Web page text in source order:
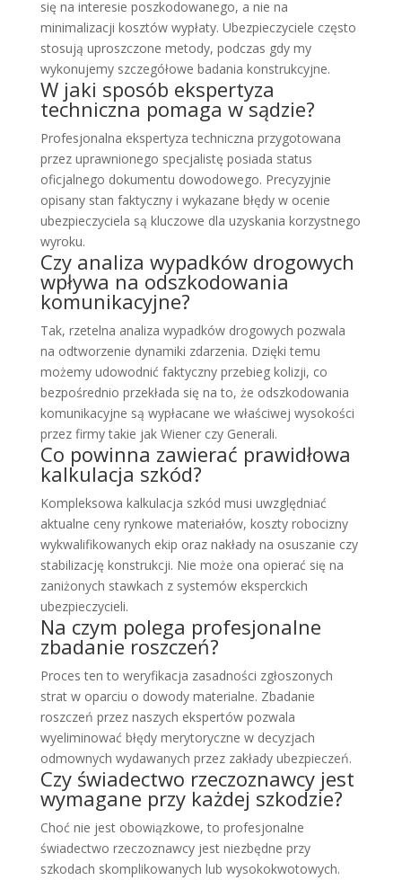
się na interesie poszkodowanego, a nie na
minimalizacji kosztów wypłaty. Ubezpieczyciele często
stosują uproszczone metody, podczas gdy my
wykonujemy szczegółowe badania konstrukcyjne.
W jaki sposób ekspertyza
techniczna pomaga w sądzie?
Profesjonalna ekspertyza techniczna przygotowana
przez uprawnionego specjalistę posiada status
oficjalnego dokumentu dowodowego. Precyzyjnie
opisany stan faktyczny i wykazane błędy w ocenie
ubezpieczyciela są kluczowe dla uzyskania korzystnego
wyroku.
Czy analiza wypadków drogowych
wpływa na odszkodowania
komunikacyjne?
Tak, rzetelna analiza wypadków drogowych pozwala
na odtworzenie dynamiki zdarzenia. Dzięki temu
możemy udowodnić faktyczny przebieg kolizji, co
bezpośrednio przekłada się na to, że odszkodowania
komunikacyjne są wypłacane we właściwej wysokości
przez firmy takie jak Wiener czy Generali.
Co powinna zawierać prawidłowa
kalkulacja szkód?
Kompleksowa kalkulacja szkód musi uwzględniać
aktualne ceny rynkowe materiałów, koszty robocizny
wykwalifikowanych ekip oraz nakłady na osuszanie czy
stabilizację konstrukcji. Nie może ona opierać się na
zaniżonych stawkach z systemów eksperckich
ubezpieczycieli.
Na czym polega profesjonalne
zbadanie roszczeń?
Proces ten to weryfikacja zasadności zgłoszonych
strat w oparciu o dowody materialne. Zbadanie
roszczeń przez naszych ekspertów pozwala
wyeliminować błędy merytoryczne w decyzjach
odmownych wydawanych przez zakłady ubezpieczeń.
Czy świadectwo rzeczoznawcy jest
wymagane przy każdej szkodzie?
Choć nie jest obowiązkowe, to profesjonalne
świadectwo rzeczoznawcy jest niezbędne przy
szkodach skomplikowanych lub wysokokwotowych.